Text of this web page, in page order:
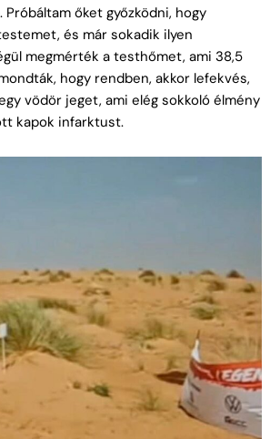
őket győzködni, hogy
és már sokadik ilyen
megmérték a testhőmet, ami 38,5
hogy rendben, akkor lefekvés,
vödör jeget, ami elég sokkoló élmény
kapok infarktust.